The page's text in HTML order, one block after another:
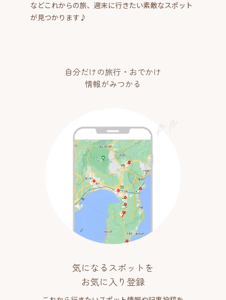
などこれからの旅、週末に行きたい素敵なスポット
が見つかります♪
自分だけの旅行・おでかけ
情報がみつかる
気になるスポットを
お気に入り登録